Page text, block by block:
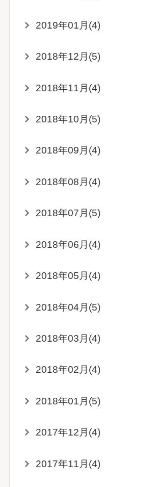
2019年01月(4)
2018年12月(5)
2018年11月(4)
2018年10月(5)
2018年09月(4)
2018年08月(4)
2018年07月(5)
2018年06月(4)
2018年05月(4)
2018年04月(5)
2018年03月(4)
2018年02月(4)
2018年01月(5)
2017年12月(4)
2017年11月(4)